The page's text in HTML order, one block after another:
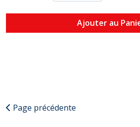
Ajouter au
Page précédente